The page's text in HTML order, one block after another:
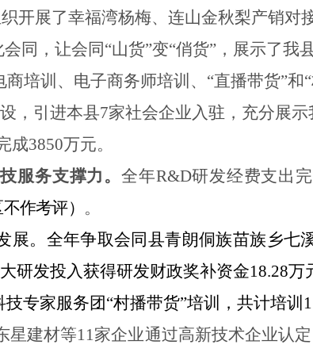
开展了幸福湾杨梅、连山金秋梨产销对
同，让会同“山货”变“俏货”，展示了我
商培训、电子商务师培训、 “直播带货”和
，引进本县7家社会企业入驻，充分展示
3850万元。
服务支撑力。 全年R&D研发经费支出完
作考评） 。
展。 全年争取会同县青朗侗族苗族乡七
研发投入获得研发财政奖补资金18.28万
专家服务团“村播带货”培训，共计培训
星建材等11家企业通过高新技术企业认